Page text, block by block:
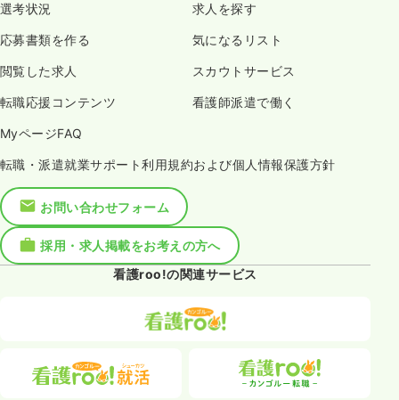
選考状況 求人を探す
応募書類を作る 気になるリスト
閲覧した求人 スカウトサービス
転職応援コンテンツ 看護師派遣で働く
MyページFAQ
転職・派遣就業サポート利用規約および個人情報保護方針
お問い合わせフォーム
採用・求人掲載をお考えの方へ
看護roo!の関連サービス